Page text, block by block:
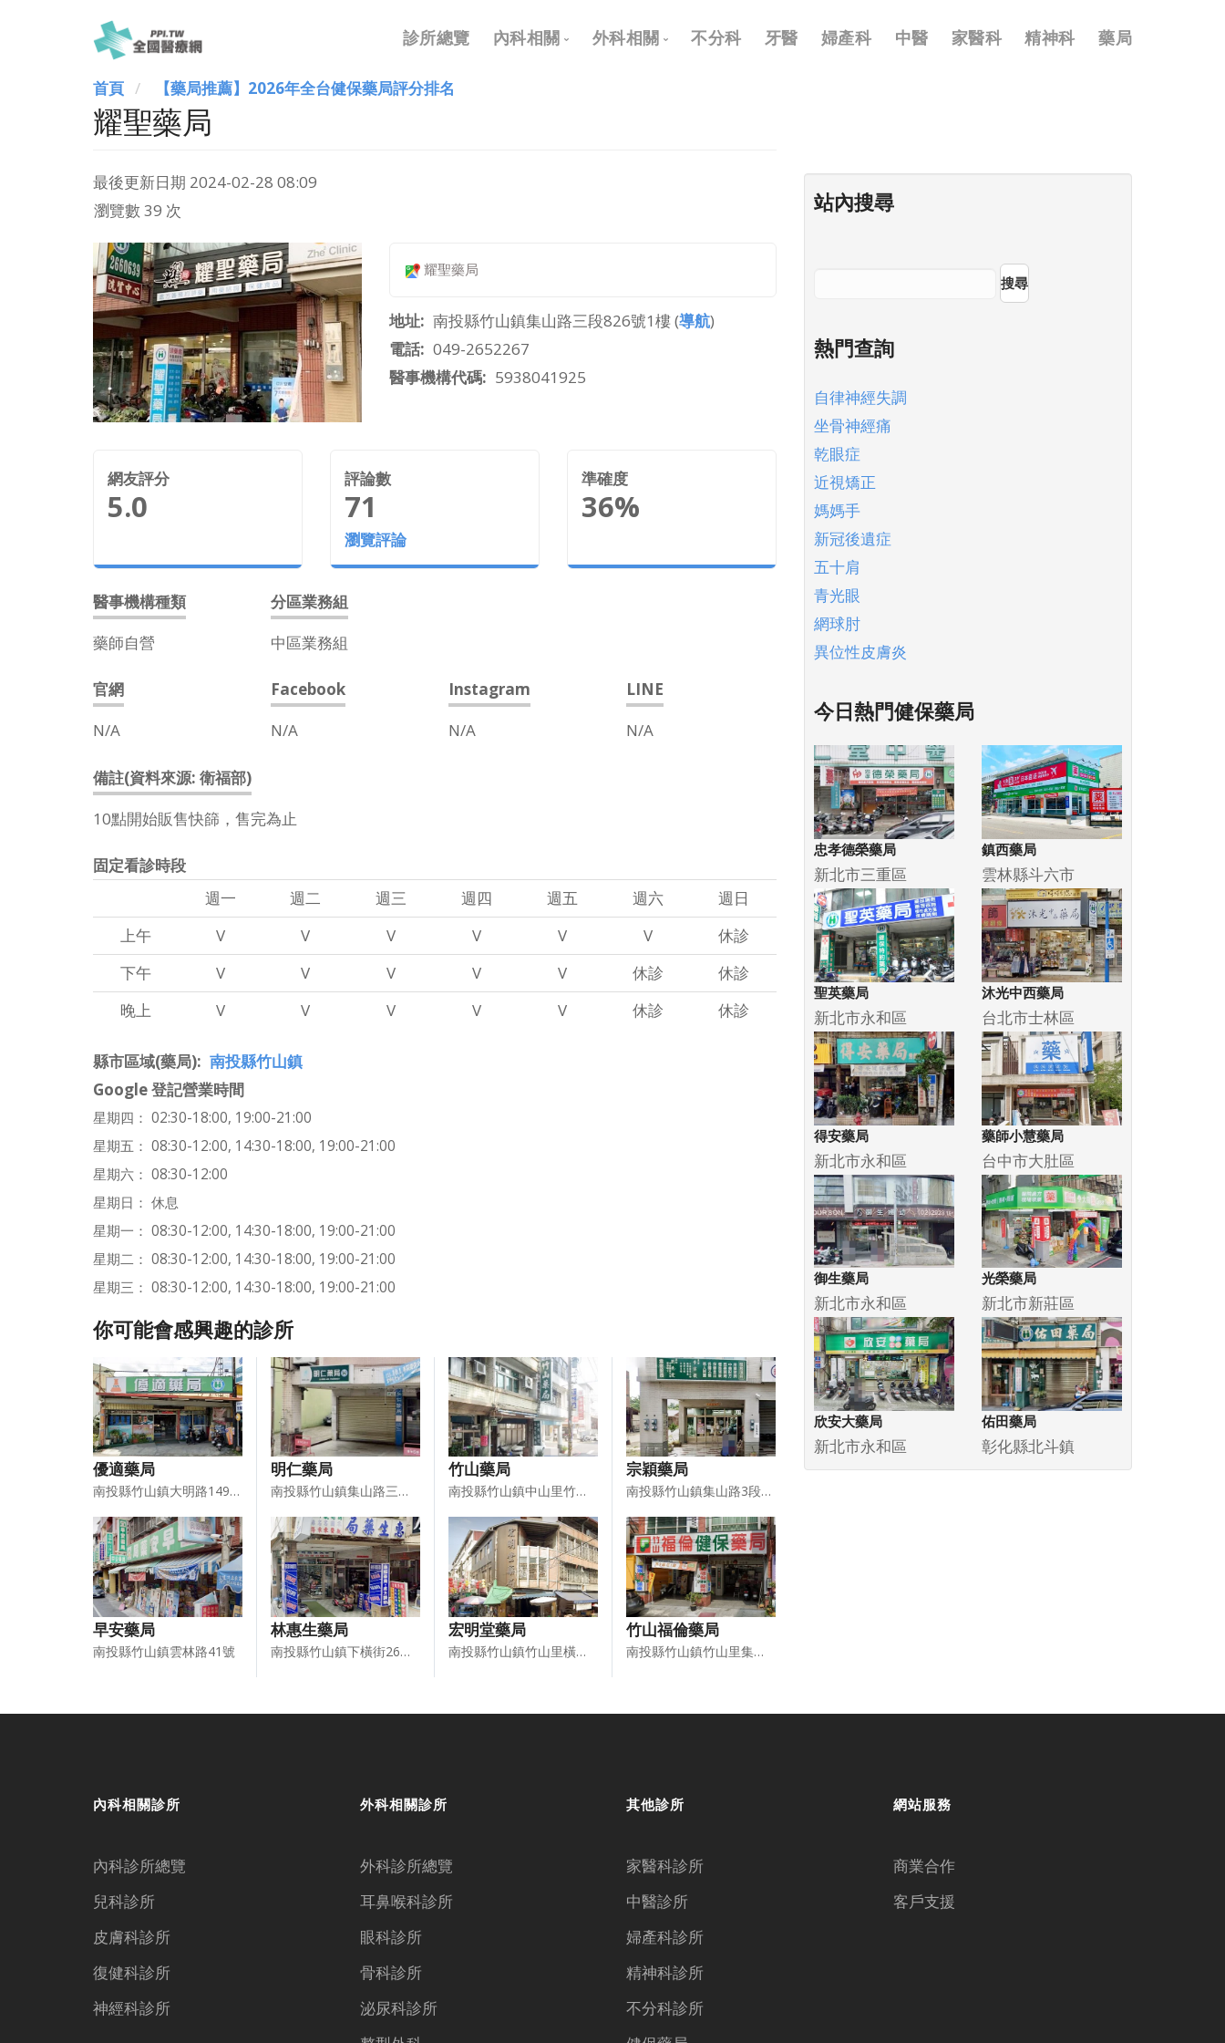
Main
navigation
診所總覽 內科相關 外科相關
整形外科
不分科 牙醫 婦產科 中醫 家醫科 精神科 藥局
首頁 【藥局推薦】2026年全台健保藥局評分排名
耀聖藥局
最後更新日期 2024-02-28 08:09
瀏覽數 39 次
耀聖藥局
地址 南投縣竹山鎮集山路三段826號1樓 (導航)
電話
049-2652267
醫事機構代碼
5938041925
網友評分
5.0
評論數
71
瀏覽評論
準確度
36%
醫事機構種類
藥師自營
分區業務組
中區業務組
官網
N/A
Facebook
N/A
Instagram
N/A
LINE
N/A
備註(資料來源: 衛福部)
10點開始販售快篩，售完為止
固定看診時段
週一
週二 週三 週四 週五 週六
週日
上午
V V V V V V
休診
下午
V V V V V 休診
休診
晚上
V V V V V 休診 休診
縣市區域(藥局)
南投縣竹山鎮
Google 登記營業時間
星期四： 02:30-18:00, 19:00-21:00
星期五： 08:30-12:00, 14:30-18:00, 19:00-21:00
星期六： 08:30-12:00
星期日： 休息
星期一： 08:30-12:00, 14:30-18:00, 19:00-21:00
星期二： 08:30-12:00, 14:30-18:00, 19:00-21:00
星期三： 08:30-12:00, 14:30-18:00, 19:00-21:00
你可能會感興趣的診所
優適藥局
南投縣竹山鎮大明路149－5號
明仁藥局
南投縣竹山鎮集山路三段948－2號
竹山藥局
南投縣竹山鎮中山里竹山路150之2號
宗穎藥局
南投縣竹山鎮集山路3段591號
早安藥局
南投縣竹山鎮雲林路41號
林惠生藥局
南投縣竹山鎮下橫街26之2號
宏明堂藥局
南投縣竹山鎮竹山里橫街88號
竹山福倫藥局
南投縣竹山鎮竹山里集山路三段858號
站內搜尋
搜尋
熱門查詢
自律神經失調
坐骨神經痛
乾眼症
近視矯正
媽媽手
新冠後遺症
五十肩
青光眼
網球肘
異位性皮膚炎
今日熱門健保藥局
忠孝德榮藥局
新北市三重區
鎮西藥局
雲林縣斗六市
聖英藥局
新北市永和區
沐光中西藥局
台北市士林區
得安藥局
新北市永和區
藥師小慧藥局
台中市大肚區
御生藥局
新北市永和區
光榮藥局
新北市新莊區
欣安大藥局
新北市永和區
佑田藥局
彰化縣北斗鎮
內科相關診所
內科診所總覽
兒科診所
皮膚科診所
復健科診所
神經科診所
外科相關診所
外科診所總覽
耳鼻喉科診所
眼科診所
骨科診所
泌尿科診所
其他診所
家醫科診所
中醫診所
婦產科診所
精神科診所
不分科診所
網站服務
商業合作
客戶支援